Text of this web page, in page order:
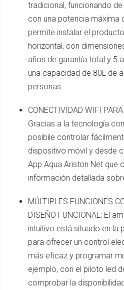
tradicional, funcionando
con una potencia máxima
permite instalar el
horizontal, con
años de garantía total y 5
una capacidad de 80L de
personas
CONECTIVIDAD WIFI
Gracias a la tecnología
posibile controlar
dispositivo móvil y desde
App Aqua Ariston Net que
información detallada
MÚLTIPLES FUNCIONES
DISEÑO FUNCIONAL: El
intuitivo está situado en la
para ofrecer un control
más eficaz y programar
ejemplo, con el piloto led
comprobar la